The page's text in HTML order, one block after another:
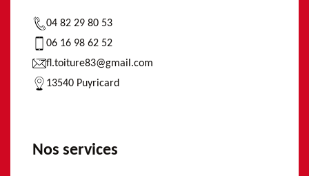
04 82 29 80 53
06 16 98 62 52
fl.toiture83@gmail.com
13540 Puyricard
Nos services